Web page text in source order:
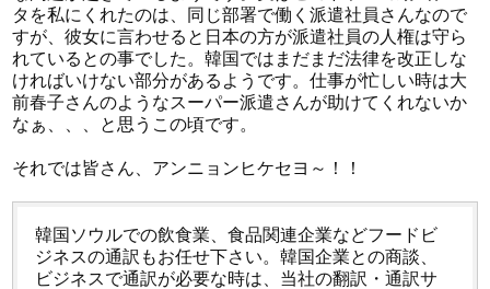
タを私にくれたのは、同じ部署で働く派遣社員さんなので
すが、彼女に言わせると日本の方が派遣社員の人権は守ら
れているとの事でした。韓国ではまだまだ法律を改正しな
ければいけない部分があるようです。仕事が忙しい時は大
前春子さんのようなスーパー派遣さんが助けてくれないか
なぁ、、、と思うこの頃です。
それでは皆さん、アンニョンヒケセヨ～！！
韓国ソウルでの飲食業、食品関連企業などフードビ
ジネスの通訳もお任せ下さい。韓国企業との商談、
ビジネスで通訳が必要な時は、当社の翻訳・通訳サ